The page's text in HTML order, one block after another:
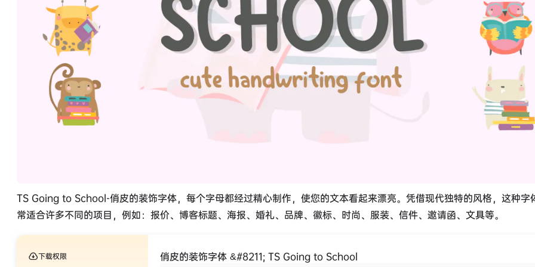
TS Going to School-俏皮的装饰字体，每个字母都经过精心制作，使您的文本看起来漂亮。凭借现代独特的风格，这种字
常适合许多不同的项目，例如：报价、博客标题、海报、婚礼、品牌、徽标、时尚、服装、信件、邀请函、文具等。
下载权限 俏皮的装饰字体 &#8211; TS Going to School